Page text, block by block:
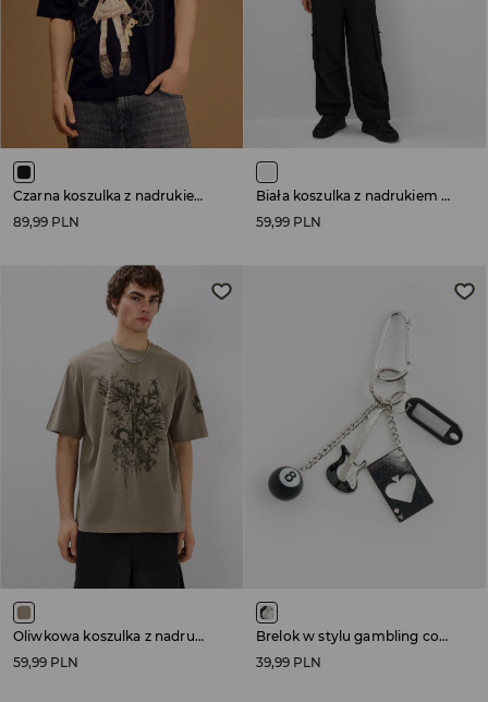
Czarna koszulka z nadrukiem Bring Me The Horizon
89,99 PLN
Biała koszulka z nadrukiem kota z podpisem "Lock in"
59,99 PLN
Oliwkowa koszulka z nadrukiem w stylu vintage
59,99 PLN
Brelok w stylu gambling core
39,99 PLN